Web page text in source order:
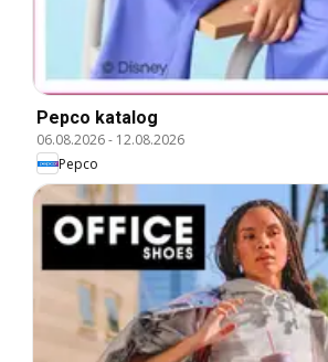
Pepco katalog
06.08.2026- 12.08.2026
Pepco